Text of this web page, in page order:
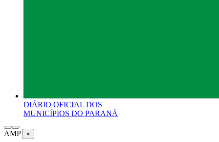
DIÁRIO OFICIAL DOS
MUNICÍPIOS DO PARANÁ
AMP ×